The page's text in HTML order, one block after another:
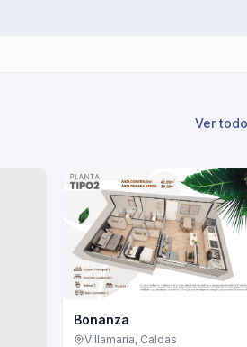
Ver
Bonanza
Villamaria, Caldas